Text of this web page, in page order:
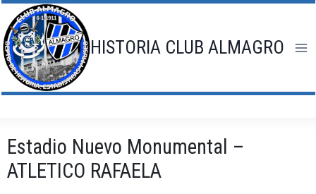
Saltar
al
contenido
HISTORIA CLUB ALMAGRO
Estadio Nuevo Monumental –
ATLETICO RAFAELA